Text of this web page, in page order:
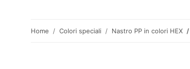
Home Colori speciali Nastro PP in colori HEX